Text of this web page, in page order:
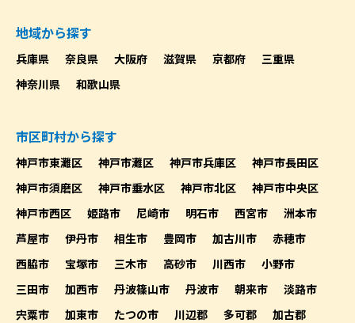
地域から探す
兵庫県 奈良県 大阪府 滋賀県 京都府
三重県
神奈川県
和歌山県
市区町村から探す
神戸市東灘区 神戸市灘区 神戸市兵庫区
神戸市長田区
神戸市須磨区
神戸市垂水区 神戸市北区
神戸市中央区
神戸市西区
姫路市 尼崎市 明石市 西宮市
洲本市
芦屋市
伊丹市 相生市 豊岡市 加古川市
赤穂市
西脇市
宝塚市 三木市 高砂市 川西市
小野市
三田市
加西市 丹波篠山市 丹波市 朝来市
淡路市
宍粟市
加東市 たつの市 川辺郡 多可郡
加古郡